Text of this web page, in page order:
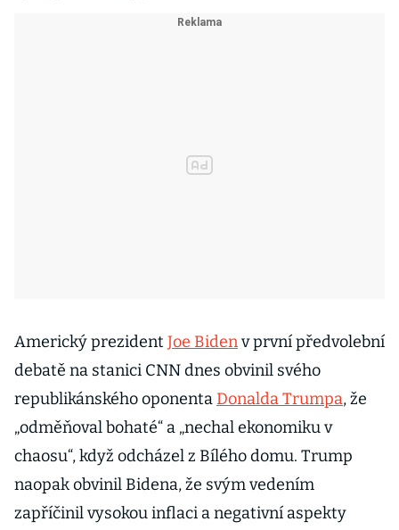
Americký prezident Joe Bidenv první předvolební
debatě na stanici CNN dnes obvinil svého
republikánského oponenta Donalda Trumpa, že
„odměňoval bohaté“ a „nechal ekonomiku v
chaosu“, když odcházel z Bílého domu. Trump
naopak obvinil Bidena, že svým vedením
zapříčinil vysokou inflaci a negativní aspekty